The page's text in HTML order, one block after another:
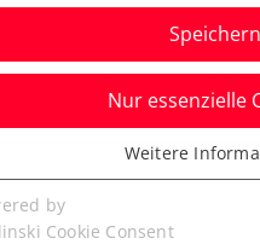
Nur essenzielle
Cookies werden für
benötigt. Dadurch ist
Weitere
by
Cookie Consent